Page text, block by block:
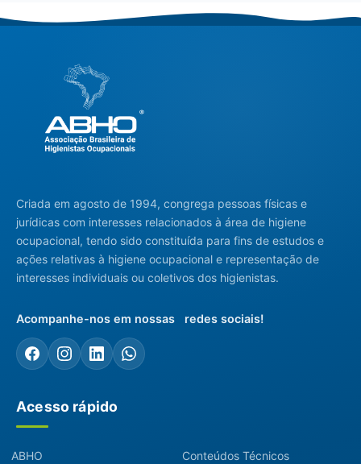
Criada em agosto de 1994, congrega pessoas físicas e
jurídicas com interesses relacionados à área de higiene
ocupacional, tendo sido constituída para fins de estudos e
ações relativas à higiene ocupacional e representação de
interesses individuais ou coletivos dos higienistas.
Acompanhe-nos em nossas redes sociais!
Acesso rápido
ABHO Conteúdos Técnicos